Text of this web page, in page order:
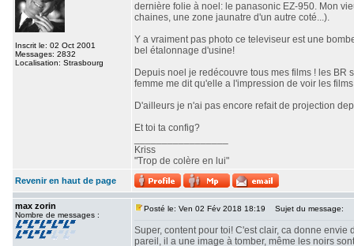
Inscrit le: 02 Oct 2001
Messages: 2832
Localisation: Strasbourg
dernière folie à noel: le panasonic EZ-950. Mon
chaines, une zone jaunatre d'un autre coté...).
Y a vraiment pas photo ce televiseur est une
bel étalonnage d'usine!
Depuis noel je redécouvre tous mes films ! les BR
femme me dit qu'elle a l'impression de voir les
D'ailleurs je n'ai pas encore refait de projection
Et toi ta config?
Kriss
"Trop de colère en lui"
Revenir en haut de page
max zorin
Nombre de messages :
Posté le: Ven 02 Fév 2018 18:19 Sujet du message:
Super, content pour toi! C'est clair, ca donne
pareil, il a une image à tomber, même les noirs